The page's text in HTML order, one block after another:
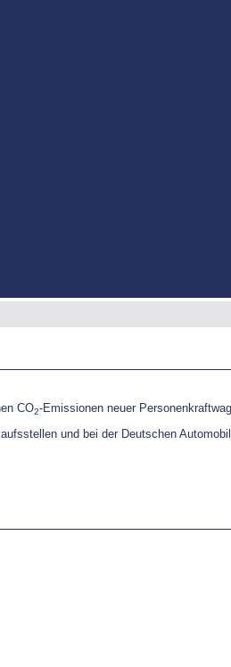
CO2-Emissionen neuer
und bei der Deutschen